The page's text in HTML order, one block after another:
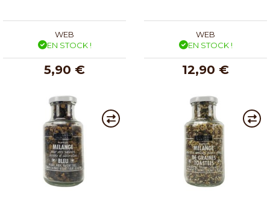
WEB
EN STOCK !
5,90 €
WEB
EN STOCK !
12,90 €